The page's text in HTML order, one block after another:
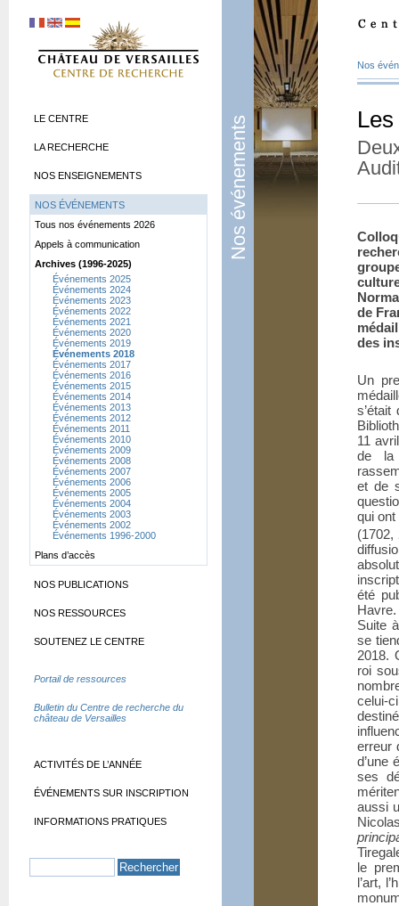
Nos événements
Nos
de
des
Un
11
de la
et de
qui
(1702,
été
Havre.
Suite
se
2018.
roi
celui-
erreur
d’une
ses
aussi
le
l’art,
LE CENTRE
LA RECHERCHE
NOS ENSEIGNEMENTS
NOS ÉVÉNEMENTS
Tous nos événements 2026
Appels à communication
Archives (1996-2025)
Événements 2025
Événements 2024
Événements 2023
Événements 2022
Événements 2021
Événements 2020
Événements 2019
Événements 2018
Événements 2017
Événements 2016
Événements 2015
Événements 2014
Événements 2013
Événements 2012
Événements 2011
Événements 2010
Événements 2009
Événements 2008
Événements 2007
Événements 2006
Événements 2005
Événements 2004
Événements 2003
Événements 2002
Événements 1996-2000
Plans d’accès
NOS PUBLICATIONS
NOS RESSOURCES
SOUTENEZ LE CENTRE
Portail de ressources
Bulletin du Centre de recherche du
château de Versailles
ACTIVITÉS DE L’ANNÉE
ÉVÉNEMENTS SUR INSCRIPTION
INFORMATIONS PRATIQUES